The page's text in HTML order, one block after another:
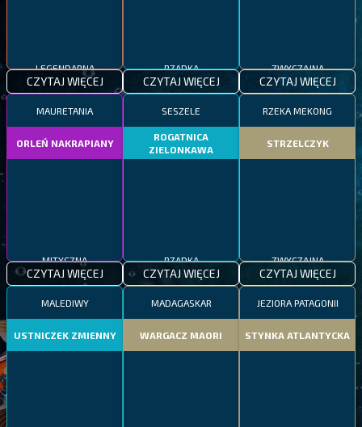
LEGENDARNA
CZYTAJ WIĘCEJ
RZADKA
CZYTAJ WIĘCEJ
ZWYCZAJNA
CZYTAJ WIĘCEJ
MAURETANIA
ORLEŃ NAKRAPIANY
MITYCZNA
CZYTAJ WIĘCEJ
SESZELE
ROGATNICA
ZIELONKAWA
RZADKA
CZYTAJ WIĘCEJ
RZEKA MEKONG
STRZELCZYK
ZWYCZAJNA
CZYTAJ WIĘCEJ
MALEDIWY
USTNICZEK ZMIENNY
MADAGASKAR
WARGACZ MAORI
JEZIORA PATAGONII
STYNKA ATLANTYCKA